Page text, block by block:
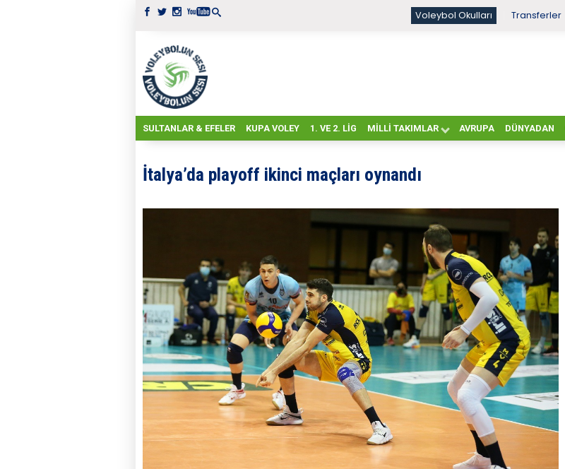
Voleybol Okulları Transferler
SULTANLAR & EFELER KUPA VOLEY 1. VE 2. LIG MILLI TAKIMLAR AVRUPA DÜNYADAN
İtalya’da playoff ikinci maçları oynandı